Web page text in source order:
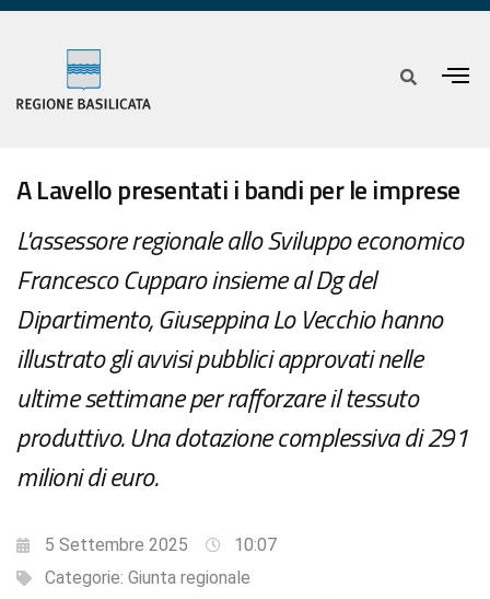
A Lavello presentati i bandi per le imprese
L'assessore regionale allo Sviluppo economico
Francesco Cupparo insieme al Dg del
Dipartimento, Giuseppina Lo Vecchio hanno
illustrato gli avvisi pubblici approvati nelle
ultime settimane per rafforzare il tessuto
produttivo. Una dotazione complessiva di 291
milioni di euro.
5 Settembre 2025
10:07
Categorie: Giunta regionale